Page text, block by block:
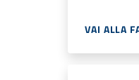
VAI ALLA